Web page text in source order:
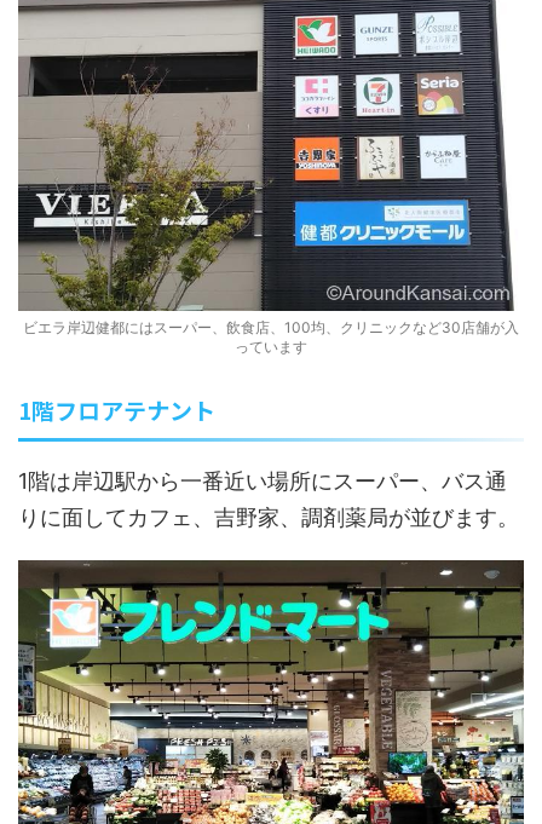
ビエラ岸辺健都にはスーパー、飲食店、100均、クリニックなど30店舗が入
っています
1階フロアテナント
1階は岸辺駅から一番近い場所にスーパー、バス通
りに面してカフェ、吉野家、調剤薬局が並びます。